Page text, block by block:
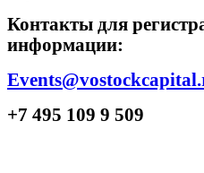
Контакты для
информации:
+7 495 109 9 509